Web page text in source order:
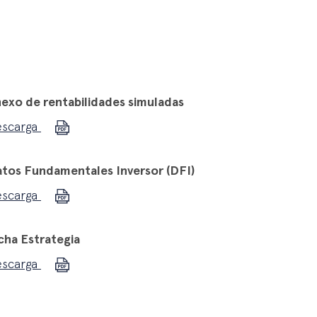
de rentabilidades simuladas
Fundamentales Inversor (DFI)
Estrategia